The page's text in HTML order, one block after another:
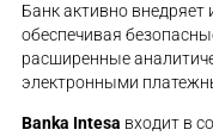
Банк активно внедряет
обеспечивая
расширенные
электронными
Banka Intesa входит в